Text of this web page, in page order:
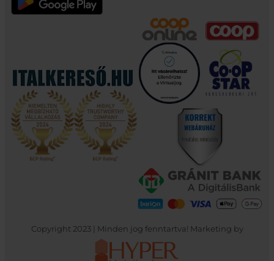
Copyright 2023 | Minden jog fenntartva! Marketing by